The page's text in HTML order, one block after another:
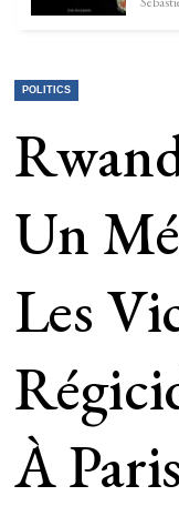
POLITICS
Un
Les
À Paris